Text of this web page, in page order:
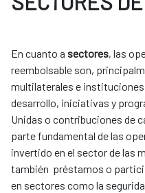
En cuanto a sectores, las
reembolsable son,
multilaterales e
desarrollo, iniciativas y
Unidas o contribuciones de
parte fundamental de las
invertido en el sector de las
también préstamos o
en sectores como la